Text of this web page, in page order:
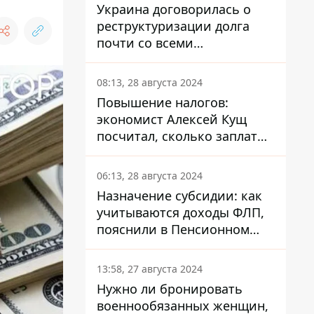
Украина договорилась о
реструктуризации долга
почти со всеми
держателями
еврооблигаций: что это
значит для страны
08:13, 28 августа 2024
Повышение налогов:
экономист Алексей Кущ
посчитал, сколько заплатит
каждый украинец
06:13, 28 августа 2024
Назначение субсидии: как
учитываются доходы ФЛП,
пояснили в Пенсионном
фонде
13:58, 27 августа 2024
Нужно ли бронировать
военнообязанных женщин,